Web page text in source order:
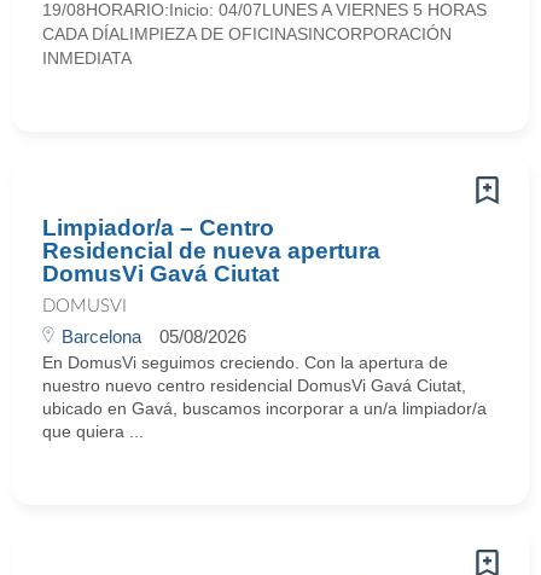
19/08HORARIO:Inicio: 04/07LUNES A VIERNES 5 HORAS
CADA DÍALIMPIEZA DE OFICINASINCORPORACIÓN
INMEDIATA
Limpiador/a – Centro
Residencial de nueva apertura
DomusVi Gavá Ciutat
DOMUSVI
Barcelona 05/08/2026
En DomusVi seguimos creciendo. Con la apertura de
nuestro nuevo centro residencial DomusVi Gavá Ciutat,
ubicado en Gavá, buscamos incorporar a un/a limpiador/a
que quiera ...